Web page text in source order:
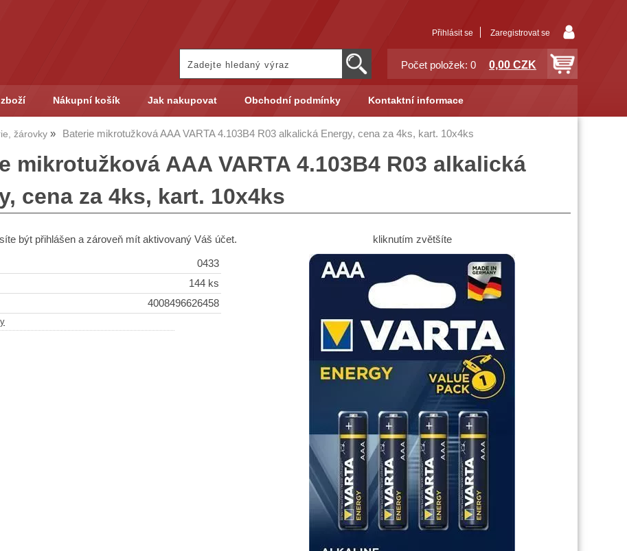
Přihlásit se Zaregistrovat se
Počet položek: 0 0,00 CZK
Nákupní košík Jak nakupovat Obchodní podmínky Kontaktní informace
žárovky Baterie mikrotužková AAA VARTA 4.103B4 R03 alkalická Energy, cena za 4ks, kart. 10x4ks
mikrotužková AAA VARTA 4.103B4 R03 alkalická
cena za 4ks, kart. 10x4ks
kliknutím zvětšíte
být přihlášen a zároveň mít aktivovaný Váš účet.
0433
144 ks
4008496626458